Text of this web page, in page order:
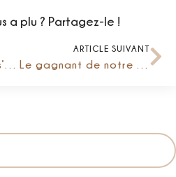
a plu ? Partagez-le !
ARTICLE SUIVANT